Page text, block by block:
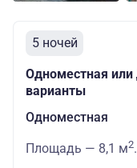
5 ночей
Одноместная
варианты
Одноместная
Площадь — 8,1 м2.